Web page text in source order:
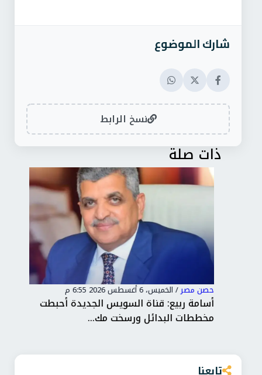
شارك الموضوع
نسخ الرابط
ذات صلة
حصن مصر/ الخميس، 6 أغسطس 2026 6:55 م
أسامة ربيع: قناة السويس الجديدة أحبطت
مخططات البدائل ورسخت مك...
تابعنا